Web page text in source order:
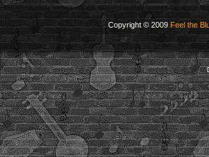
Copyright © 2009Feel the